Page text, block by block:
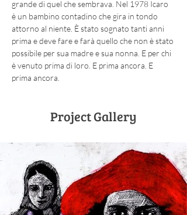
grande di quel che sembrava. Nel 1978 Icaro
è un bambino contadino che gira in tondo
attorno al niente. È stato sognato tanti anni
prima e deve fare e farà quello che non è stato
possibile per sua madre e sua nonna. E per chi
è venuto prima di loro. E prima ancora. E
prima ancora.
Project Gallery